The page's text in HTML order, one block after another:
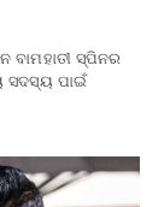
ବାମହାତୀ ସ୍ପିନର
ସଦସ୍ୟ ପାଇଁ